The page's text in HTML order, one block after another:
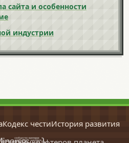
сайта и особенности
индустрии
Кодекс честиИстория развития